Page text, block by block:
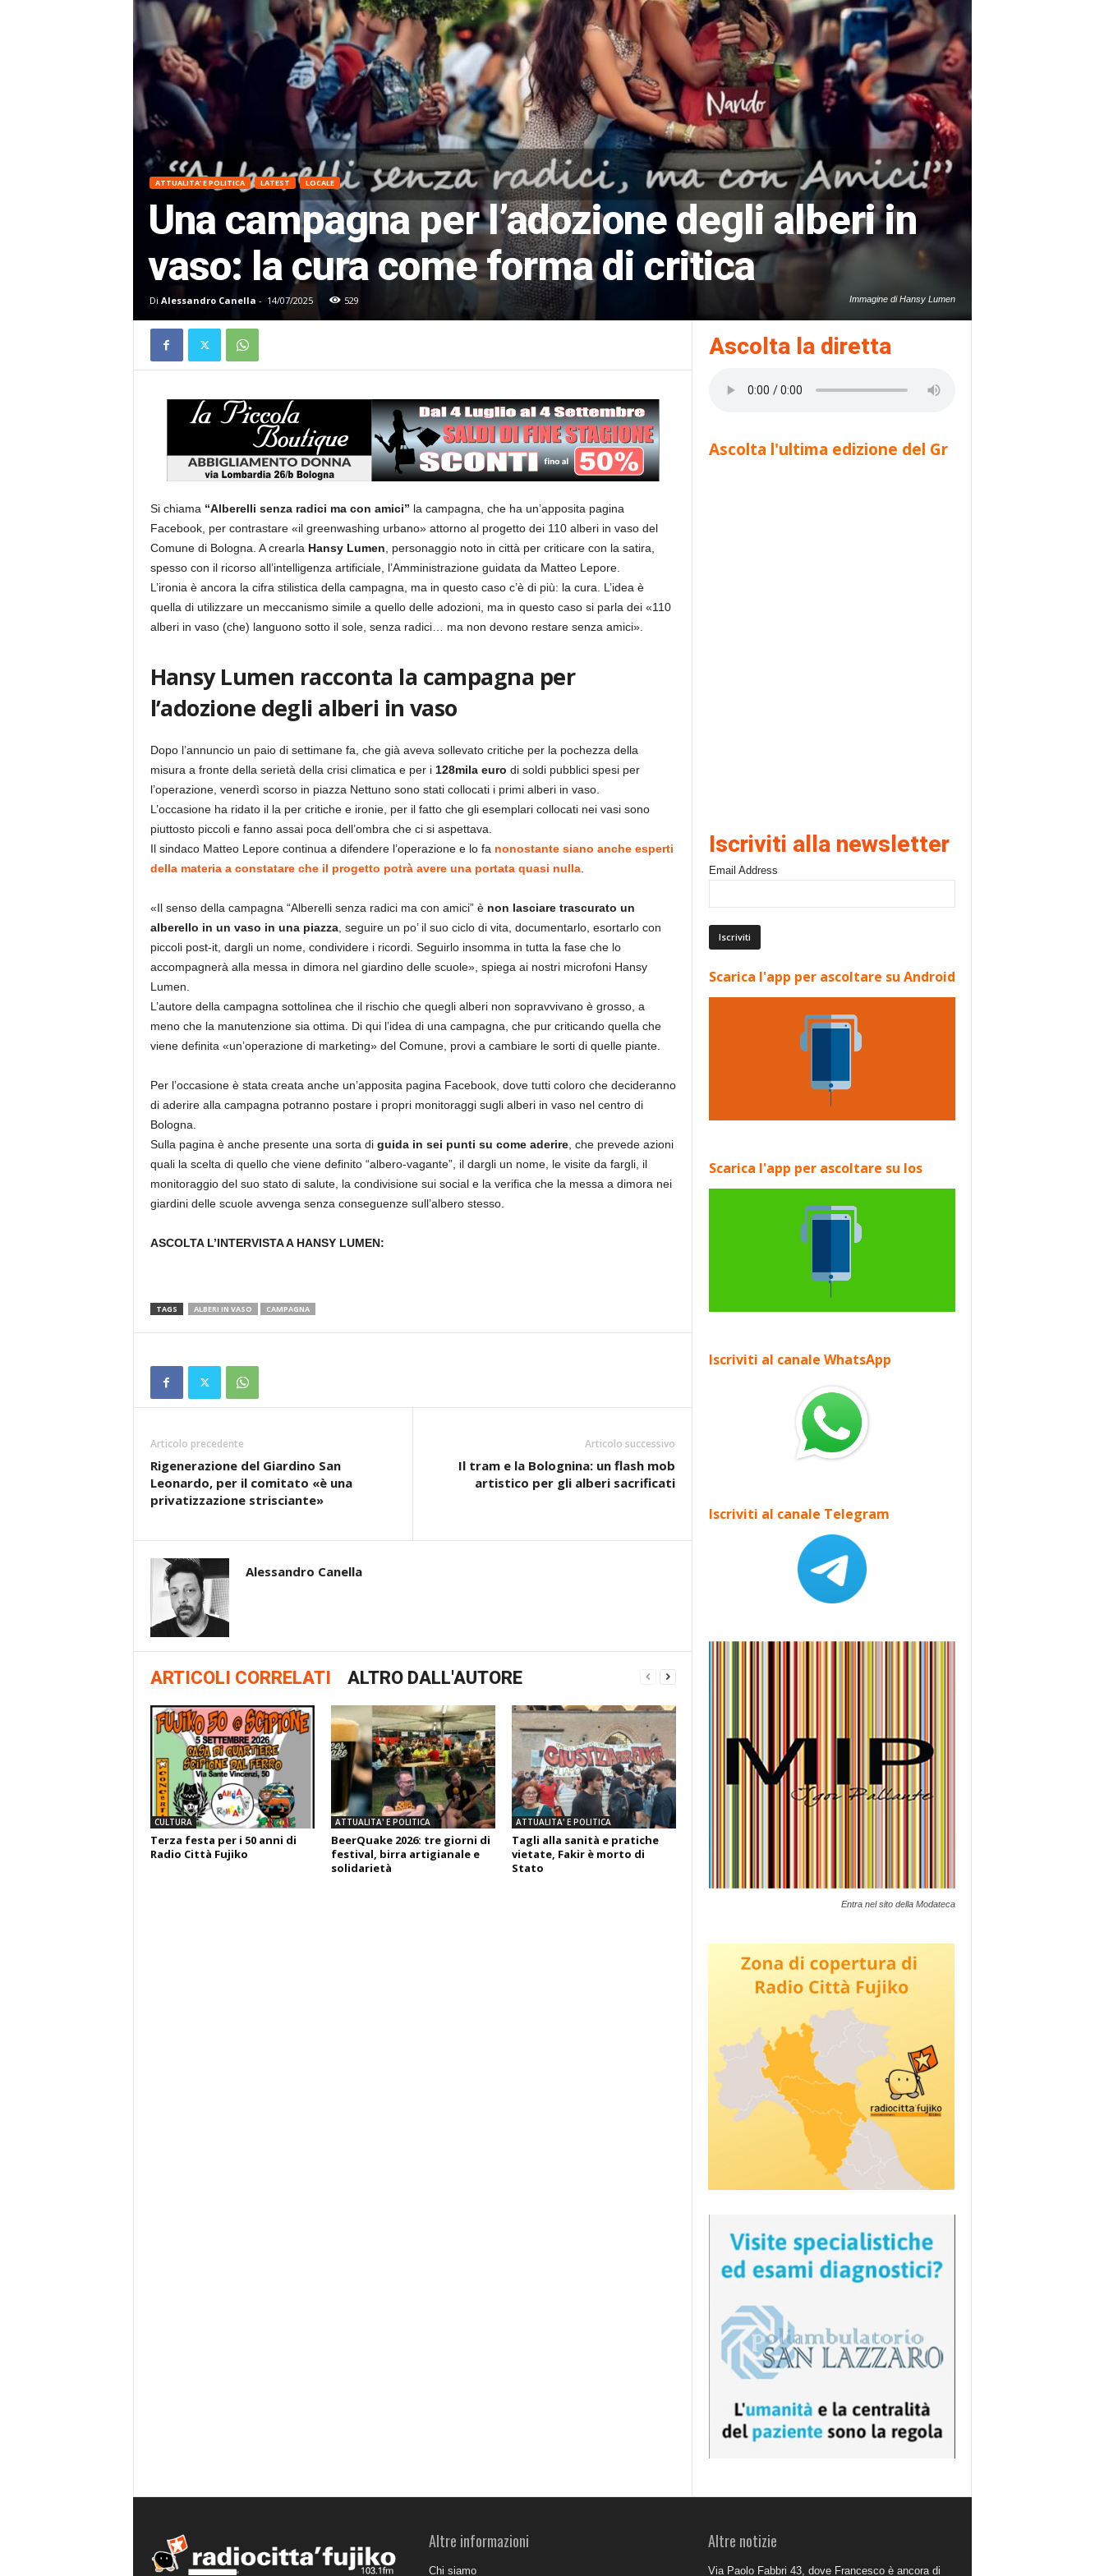
Immagine di Hansy Lumen
ATTUALITA' E POLITICA LATEST LOCALE
Una campagna per l’adozione degli alberi in
vaso: la cura come forma di critica
Di Alessandro Canella - 14/07/2025 529
Si chiama “Alberelli senza radici ma con amici” la campagna, che ha un’apposita pagina
Facebook, per contrastare «il greenwashing urbano» attorno al progetto dei 110 alberi in vaso del
Comune di Bologna. A crearla Hansy Lumen , personaggio noto in città per criticare con la satira,
spesso con il ricorso all’intelligenza artificiale, l’Amministrazione guidata da Matteo Lepore.
L’ironia è ancora la cifra stilistica della campagna, ma in questo caso c’è di più: la cura. L’idea è
quella di utilizzare un meccanismo simile a quello delle adozioni, ma in questo caso si parla dei «110
alberi in vaso (che) languono sotto il sole, senza radici… ma non devono restare senza amici».
Hansy Lumen racconta la campagna per
l’adozione degli alberi in vaso
Dopo l’annuncio un paio di settimane fa, che già aveva sollevato critiche per la pochezza della
misura a fronte della serietà della crisi climatica e per i128mila euro di soldi pubblici spesi per
l’operazione, venerdì scorso in piazza Nettuno sono stati collocati i primi alberi in vaso.
L’occasione ha ridato il la per critiche e ironie, per il fatto che gli esemplari collocati nei vasi sono
piuttosto piccoli e fanno assai poca dell’ombra che ci si aspettava.
Il sindaco Matteo Lepore continua a difendere l’operazione e lo fa nonostante siano anche esperti
della materia a constatare che il progetto potrà avere una portata quasi nulla.
«Il senso della campagna “Alberelli senza radici ma con amici” è non lasciare trascurato un
alberello in un vaso in una piazza, seguire un po’ il suo ciclo di vita, documentarlo, esortarlo con
piccoli post-it, dargli un nome, condividere i ricordi. Seguirlo insomma in tutta la fase che lo
accompagnerà alla messa in dimora nel giardino delle scuole», spiega ai nostri microfoni Hansy
Lumen.
L’autore della campagna sottolinea che il rischio che quegli alberi non sopravvivano è grosso, a
meno che la manutenzione sia ottima. Di qui l’idea di una campagna, che pur criticando quella che
viene definita «un’operazione di marketing» del Comune, provi a cambiare le sorti di quelle piante.
Per l’occasione è stata creata anche un’apposita pagina Facebook, dove tutti coloro che decideranno
di aderire alla campagna potranno postare i propri monitoraggi sugli alberi in vaso nel centro di
Bologna.
Sulla pagina è anche presente una sorta diguida in sei punti su come aderire, che prevede azioni
quali la scelta di quello che viene definito “albero-vagante”, il dargli un nome, le visite da fargli, il
monitoraggio del suo stato di salute, la condivisione sui social e la verifica che la messa a dimora nei
giardini delle scuole avvenga senza conseguenze sull’albero stesso.
ASCOLTA L’INTERVISTA A HANSY LUMEN:
TAGS ALBERI IN VASO CAMPAGNA
Articolo precedente
Rigenerazione del Giardino San
Leonardo, per il comitato «è una
privatizzazione strisciante»
Articolo successivo
Il tram e la Bolognina: un flash mob
artistico per gli alberi sacrificati
Alessandro Canella
ARTICOLI CORRELATI ALTRO DALL'AUTORE
CULTURA
Terza festa per i 50 anni di
Radio Città Fujiko
ATTUALITA' E POLITICA
BeerQuake 2026: tre giorni di
festival, birra artigianale e
solidarietà
ATTUALITA' E POLITICA
Tagli alla sanità e pratiche
vietate, Fakir è morto di
Stato
Ascolta la diretta
Ascolta l'ultima edizione del Gr
Iscriviti alla newsletter
Email Address
Scarica l'app per ascoltare su Android
Scarica l'app per ascoltare su Ios
Iscriviti al canale WhatsApp
Iscriviti al canale Telegram
Entra nel sito della Modateca
Altre informazioni
Chi siamo
Altre notizie
Via Paolo Fabbri 43, dove Francesco è ancora di